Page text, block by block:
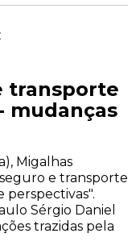
transporte
mudanças
Migalhas
e transporte
perspectivas".
Sérgio Daniel
trazidas pela